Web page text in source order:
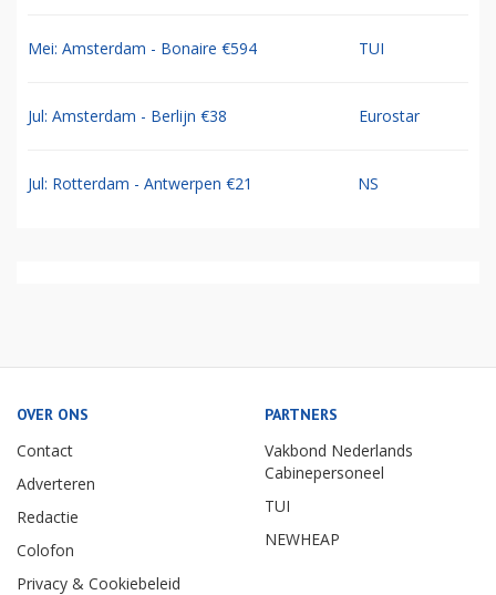
Mei: Amsterdam - Bonaire €594 TUI
Jul: Amsterdam - Berlijn €38 Eurostar
Jul: Rotterdam - Antwerpen €21 NS
OVER ONS
Contact
Adverteren
Redactie
Colofon
Privacy & Cookiebeleid
PARTNERS
Vakbond Nederlands
Cabinepersoneel
TUI
NEWHEAP